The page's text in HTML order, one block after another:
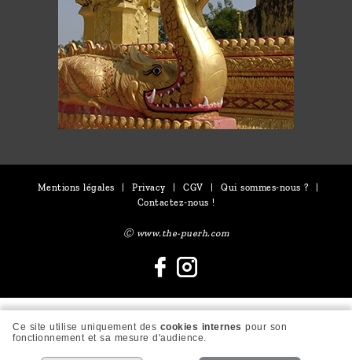
Mentions légales | Privacy | CGV | Qui sommes-nous ?
|
Contactez-nous !
Ⓒ www.the-puerh.com
Ce site utilise uniquement des cookies internes pour son
fonctionnement et sa mesure d'audience.